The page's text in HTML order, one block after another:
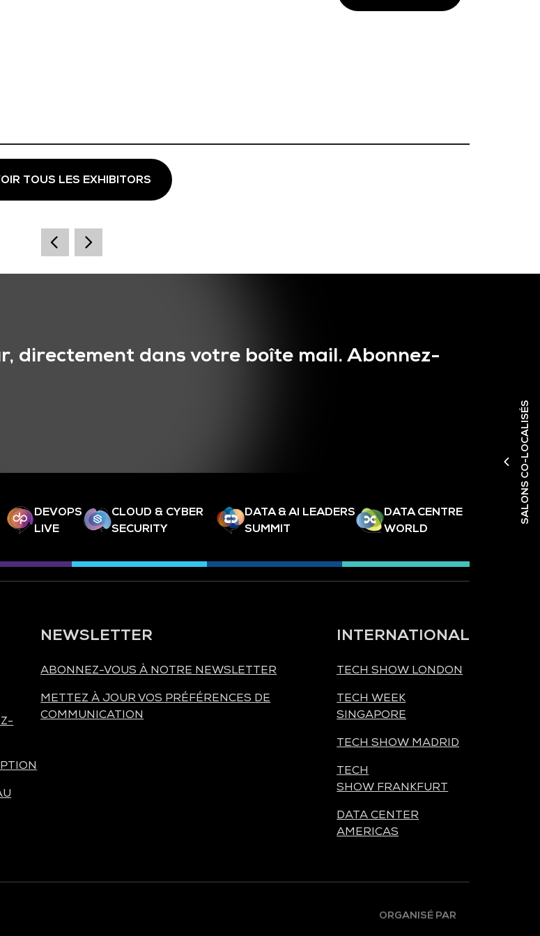
SALONS CO-LOCALISÉS
TOUS LES EXHIBITORS
directement dans votre boîte mail. Abonnez-
DEVOPS
LIVE
CLOUD & CYBER
SECURITY
DATA & AI LEADERS
SUMMIT
DATA CENTRE
WORLD
NEWSLETTER
ABONNEZ-VOUS À NOTRE NEWSLETTER
METTEZ À JOUR VOS PRÉFÉRENCES DE
COMMUNICATION
INTERNATIONAL
TECH SHOW LONDON
TECH WEEK
SINGAPORE
TECH SHOW MADRID
TECH
SHOW FRANKFURT
DATA CENTER
AMERICAS
ORGANISÉ PAR